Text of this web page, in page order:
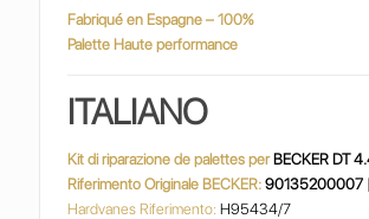
Fabriqué en Espagne – 100%
Palette Haute performance
ITALIANO
Kit di riparazione de palettes per BECKER DT
Riferimento Originale BECKER: 90135200007
Hardvanes Riferimento: H95434/7